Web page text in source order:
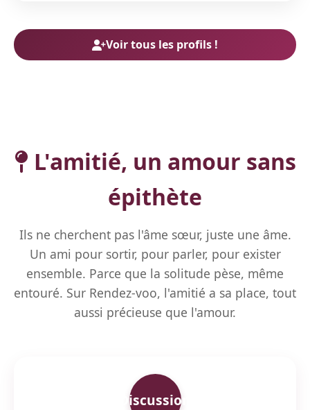
Voir tous les profils !
L'amitié, un amour sans
épithète
Ils ne cherchent pas l'âme sœur, juste une âme.
Un ami pour sortir, pour parler, pour exister
ensemble. Parce que la solitude pèse, même
entouré. Sur Rendez-voo, l'amitié a sa place, tout
aussi précieuse que l'amour.
Discussion